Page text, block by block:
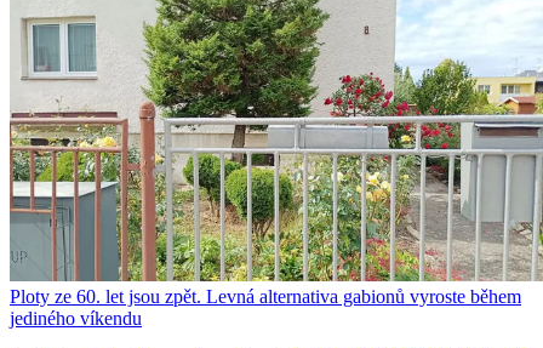
Ploty ze 60. let jsou zpět. Levná alternativa gabionů vyroste během
jediného víkendu